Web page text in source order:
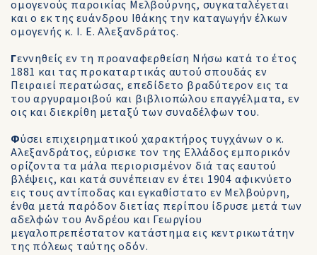
ομογενούς παροικίας Μελβούρνης, συγκαταλέγεται
και ο εκ της ευάνδρου Ιθάκης την καταγωγήν έλκων
ομογενής κ. Ι. Ε. Αλεξανδράτος.
Γεννηθείς εν τη προαναφερθείση Νήσω κατά το έτος
1881 και τας προκαταρτικάς αυτού σπουδάς εν
Πειραιεί περατώσας, επεδίδετο βραδύτερον εις τα
του αργυραμοιβού και βιβλιοπώλου επαγγέλματα, εν
οις και διεκρίθη μεταξύ των συναδέλφων του.
Φύσει επιχειρηματικού χαρακτήρος τυγχάνων ο κ.
Αλεξανδράτος, εύρισκε τον της Ελλάδος εμπορικόν
ορίζοντα τα μάλα περιορισμένον διά τας εαυτού
βλέψεις, και κατά συνέπειαν εν έτει 1904 αφικνύετο
εις τους αντίποδας και εγκαθίστατο εν Μελβούρνη,
ένθα μετά παρόδον διετίας περίπου ίδρυσε μετά των
αδελφών του Ανδρέου και Γεωργίου
μεγαλοπρεπέστατον κατάστημα εις κεντρικωτάτην
της πόλεως ταύτης οδόν.